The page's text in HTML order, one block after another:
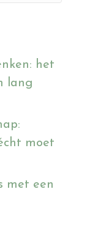
het
lang
moet
met een